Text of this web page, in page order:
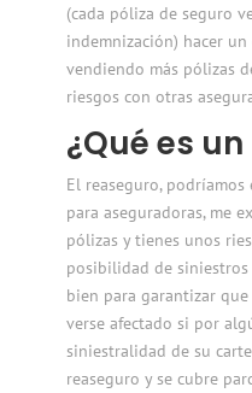
(cada póliza de seguro
indemnización) hacer
vendiendo más pólizas
riesgos con otras
¿Qué es
El reaseguro,
para aseguradoras, me
pólizas y tienes unos
posibilidad de siniestros
bien para garantizar
verse afectado si por
siniestralidad de su
reaseguro y se cubre